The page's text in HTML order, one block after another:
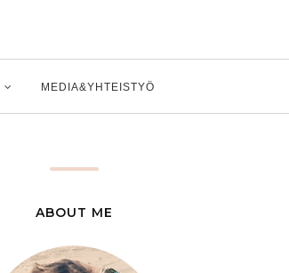
MEDIA&YHTEISTYÖ
ABOUT ME